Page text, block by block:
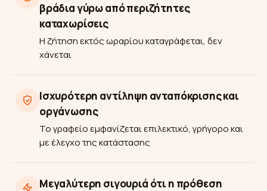
βράδια γύρω από περιζήτητες
καταχωρίσεις
Η ζήτηση εκτός ωραρίου καταγράφεται, δεν
χάνεται
Ισχυρότερη αντίληψη ανταπόκρισης και
οργάνωσης
Το γραφείο εμφανίζεται επιλεκτικό, γρήγορο και
με έλεγχο της κατάστασης
Μεγαλύτερη σιγουριά ότι η πρόθεση